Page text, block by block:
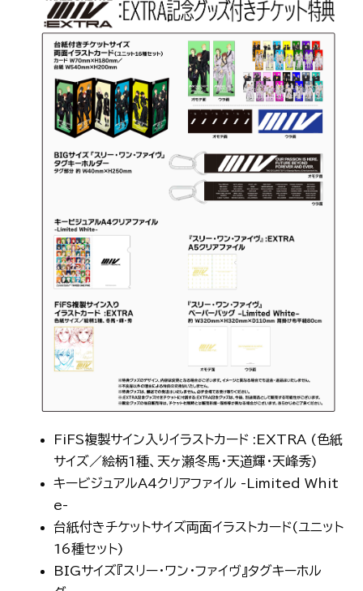
FiFS複製サイン入りイラストカード :EXTRA (色紙
サイズ／絵柄1種、天ヶ瀬冬馬・天道輝・天峰秀)
キービジュアルA4クリアファイル -Limited Whit
e-
台紙付きチケットサイズ両面イラストカード(ユニット
16種セット)
BIGサイズ『スリー・ワン・ファイヴ』タグキーホル